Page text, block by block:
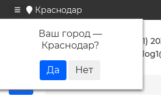
Краснодар
Ваш город —
Краснодар?
+7 (861)